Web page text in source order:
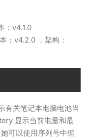
：v4.1.0
：v4.2.0 ，架构：
有关笔记本电脑电池当
显示当前电量和最
可以使用序列号中编